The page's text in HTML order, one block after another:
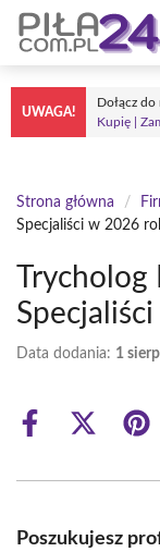
Przejdź
treści
UWAGA!
Dołącz
Kupię |
Strona główna /
Specjaliści w 2026
Data dodania: 1
Share
Share
(Twitter)
Poszukujesz